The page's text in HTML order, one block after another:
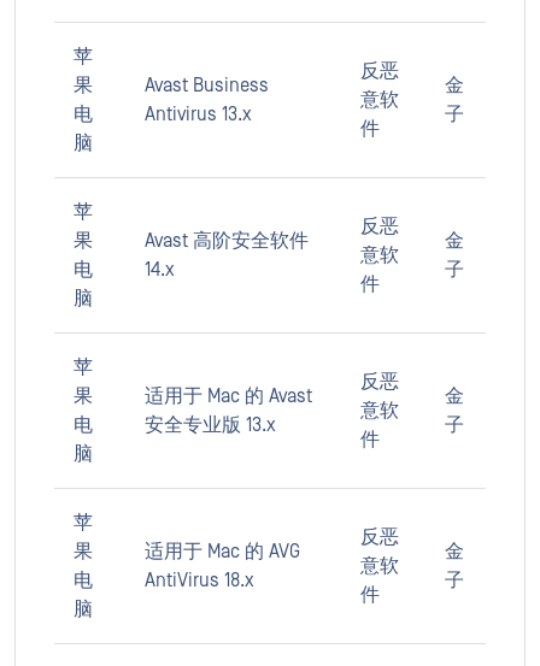
苹
果
电
脑
Avast Business
Antivirus 13.x
反恶
意软
件
金
子
苹
果
电
脑
Avast 高阶安全软件
14.x
反恶
意软
件
金
子
苹
果
电
脑
适用于 Mac 的 Avast
安全专业版 13.x
反恶
意软
件
金
子
苹
果
电
脑
适用于 Mac 的 AVG
AntiVirus 18.x
反恶
意软
件
金
子